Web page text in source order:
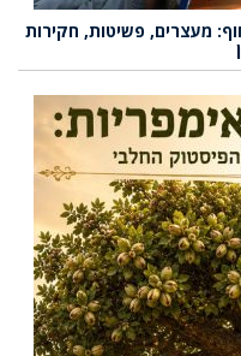
מעצרים, פשיטות, חקירות